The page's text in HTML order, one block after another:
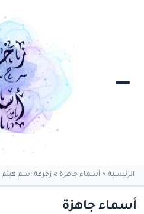
الرئيسية » أسماء جاهزة » زخرفة اسم هيثم
أسماء جاهزة